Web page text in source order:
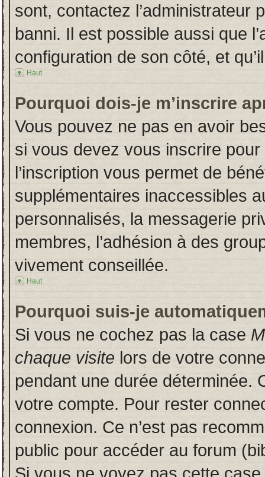
sont, contactez l’administrateur
banni. Il est possible aussi que
configuration de son côté, et
Haut
Pourquoi dois-je m’inscrire
Vous pouvez ne pas en avoir
si vous devez vous inscrire
l’inscription vous permet de
supplémentaires inaccessibles
personnalisés, la messagerie
membres, l’adhésion à des
vivement conseillée.
Haut
Pourquoi suis-je
Si vous ne cochez pas la case
chaque visite lors de votre
pendant une durée déterminée.
votre compte. Pour rester
connexion. Ce n’est pas
public pour accéder au forum